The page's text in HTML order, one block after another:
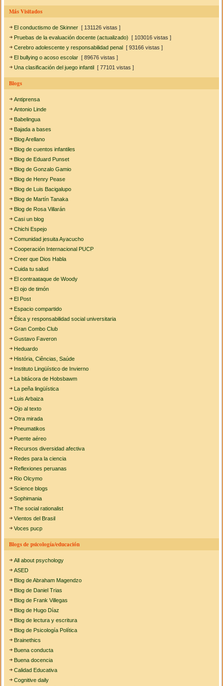
Más Visitados
El conductismo de Skinner [ 131126 vistas ]
Pruebas de la evaluación docente (actualizado) [ 103016 vistas ]
Cerebro adolescente y responsabilidad penal [ 93166 vistas ]
El bullying o acoso escolar [ 89676 vistas ]
Una clasificación del juego infantil [ 77101 vistas ]
Blogs
Antiprensa
Antonio Linde
Babelingua
Bajada a bases
Blog Arellano
Blog de cuentos infantiles
Blog de Eduard Punset
Blog de Gonzalo Gamio
Blog de Henry Pease
Blog de Luis Bacigalupo
Blog de Martín Tanaka
Blog de Rosa Villarán
Casi un blog
Chichi Espejo
Comunidad jesuita Ayacucho
Cooperación Internacional PUCP
Creer que Dios Habla
Cuida tu salud
El contraataque de Woody
El ojo de timón
El Post
Espacio compartido
Ética y responsabilidad social universitaria
Gran Combo Club
Gustavo Faveron
Heduardo
História, Ciências, Saúde
Instituto Lingüístico de Invierno
La bitácora de Hobsbawm
La peña lingüística
Luis Arbaiza
Ojo al texto
Otra mirada
Pneumatikos
Puente aéreo
Recursos diversidad afectiva
Redes para la ciencia
Reflexiones peruanas
Rio Olcymo
Science blogs
Sophimania
The social rationalist
Vientos del Brasil
Voces pucp
Blogs de psicología/educación
All about psychology
ASED
Blog de Abraham Magendzo
Blog de Daniel Trias
Blog de Frank Villegas
Blog de Hugo Díaz
Blog de lectura y escritura
Blog de Psicología Política
Brainethics
Buena conducta
Buena docencia
Calidad Educativa
Cognitive daily